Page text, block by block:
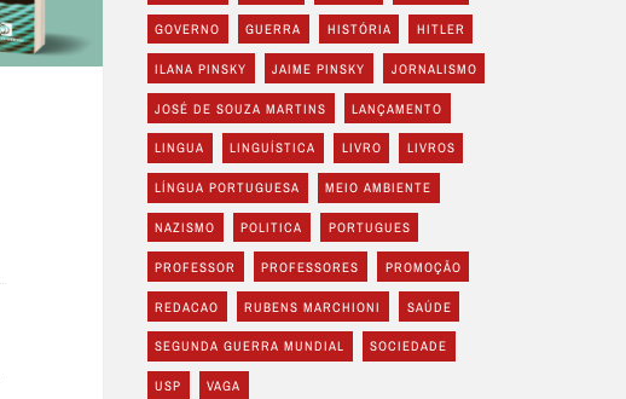
GOVERNO GUERRA HISTÓRIA HITLER
ILANA PINSKY JAIME PINSKY JORNALISMO
JOSÉ DE SOUZA MARTINS LANÇAMENTO
LINGUA LINGUÍSTICA LIVRO LIVROS
LÍNGUA PORTUGUESA MEIO AMBIENTE
NAZISMO POLITICA PORTUGUES
PROFESSOR PROFESSORES PROMOÇÃO
REDACAO RUBENS MARCHIONI SAÚDE
SEGUNDA GUERRA MUNDIAL SOCIEDADE
USP VAGA